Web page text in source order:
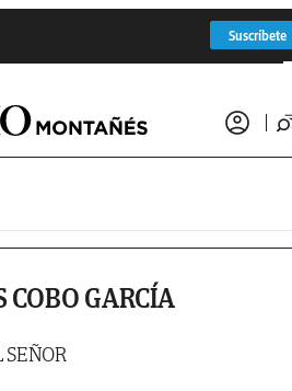
Suscríbete
COBO GARCÍA
SEÑOR